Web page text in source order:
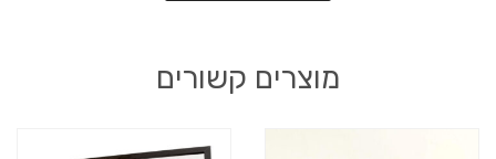
מוצרים קשורים